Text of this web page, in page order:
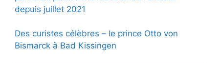
depuis juillet 2021
Des curistes célèbres – le prince Otto von
Bismarck à Bad Kissingen